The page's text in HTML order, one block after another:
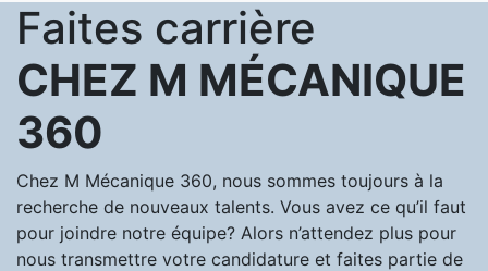
Faites carrière
CHEZ M MÉCANIQUE
360
Chez M Mécanique 360, nous sommes toujours à la
recherche de nouveaux talents. Vous avez ce qu’il faut
pour joindre notre équipe? Alors n’attendez plus pour
nous transmettre votre candidature et faites partie de